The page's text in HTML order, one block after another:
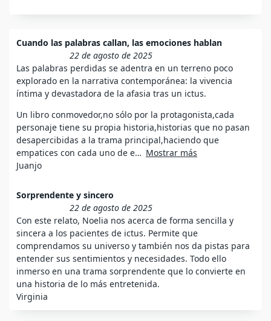
Cuando las palabras callan, las emociones hablan
22 de agosto de 2025
Las palabras perdidas se adentra en un terreno poco
explorado en la narrativa contemporánea: la vivencia
íntima y devastadora de la afasia tras un ictus.
Un libro conmovedor,no sólo por la protagonista,cada
personaje tiene su propia historia,historias que no pasan
desapercibidas a la trama principal,haciendo que
empatices con cada uno de e
Mostrar más
Juanjo
Sorprendente y sincero
22 de agosto de 2025
Con este relato, Noelia nos acerca de forma sencilla y
sincera a los pacientes de ictus. Permite que
comprendamos su universo y también nos da pistas para
entender sus sentimientos y necesidades. Todo ello
inmerso en una trama sorprendente que lo convierte en
una historia de lo más entretenida.
Virginia